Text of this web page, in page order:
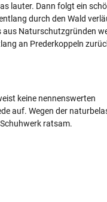
lauter. Dann folgt ein
durch den Wald
aus Naturschutzgründen
an Prederkoppeln
keine nennenswerten
auf. Wegen der
ratsam.